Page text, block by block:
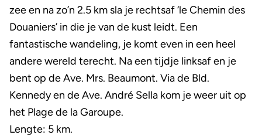
zee en na zo’n 2.5 km sla je rechtsaf ‘le Chemin des
Douaniers’ in die je van de kust leidt. Een
fantastische wandeling, je komt even in een heel
andere wereld terecht. Na een tijdje linksaf en je
bent op de Ave. Mrs. Beaumont. Via de Bld.
Kennedy en de Ave. André Sella kom je weer uit op
het Plage de la Garoupe.
Lengte: 5 km.